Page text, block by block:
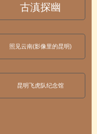
古滇探幽
照见云南(影像里的昆明)
昆明飞虎队纪念馆